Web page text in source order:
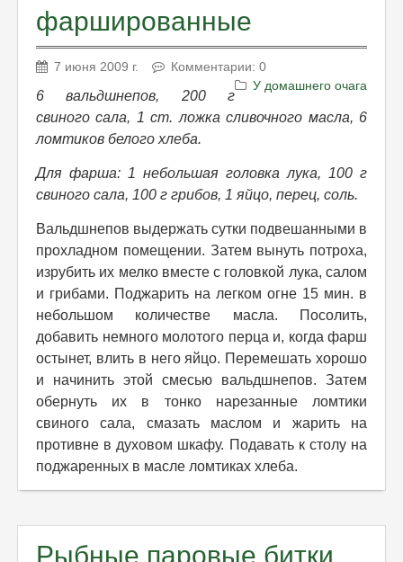
фаршированные
7 июня 2009 г.
Комментарии: 0
У домашнего очага
6 вальдшнепов, 200 г
свиного сала, 1 ст. ложка сливочного масла, 6
ломтиков белого хлеба.
Для фарша: 1 небольшая головка лука, 100 г
свиного сала, 100 г грибов, 1 яйцо, перец, соль.
Вальдшнепов выдержать сутки подвешанными в
прохладном помещении. Затем вынуть потроха,
изрубить их мелко вместе с головкой лука, салом
и грибами. Поджарить на легком огне 15 мин. в
небольшом количестве масла. Посолить,
добавить немного молотого перца и, когда фарш
остынет, влить в него яйцо. Перемешать хорошо
и начинить этой смесью вальдшнепов. Затем
обернуть их в тонко нарезанные ломтики
свиного сала, смазать маслом и жарить на
противне в духовом шкафу. Подавать к столу на
поджаренных в масле ломтиках хлеба.
Рыбные паровые битки